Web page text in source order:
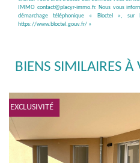
IMMO contact@placyr-immo.fr. Nous vous
démarchage téléphonique « Bloctel »,
https://www.bloctel.gouv.fr/ »
BIENS SIMILAIRES À